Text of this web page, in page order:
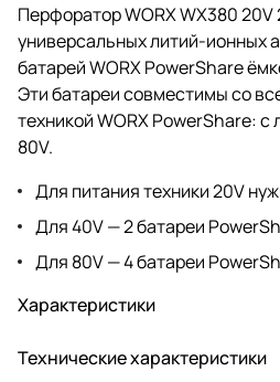
Перфоратор WORX WX380
универсальных литий-ионных
батарей WORX PowerShare
Эти батареи совместимы со
техникой WORX PowerShare: с
80V.
Для питания техники 20V
Для 40V — 2 батареи
Для 80V — 4 батареи
Характеристики
Технические характеристики